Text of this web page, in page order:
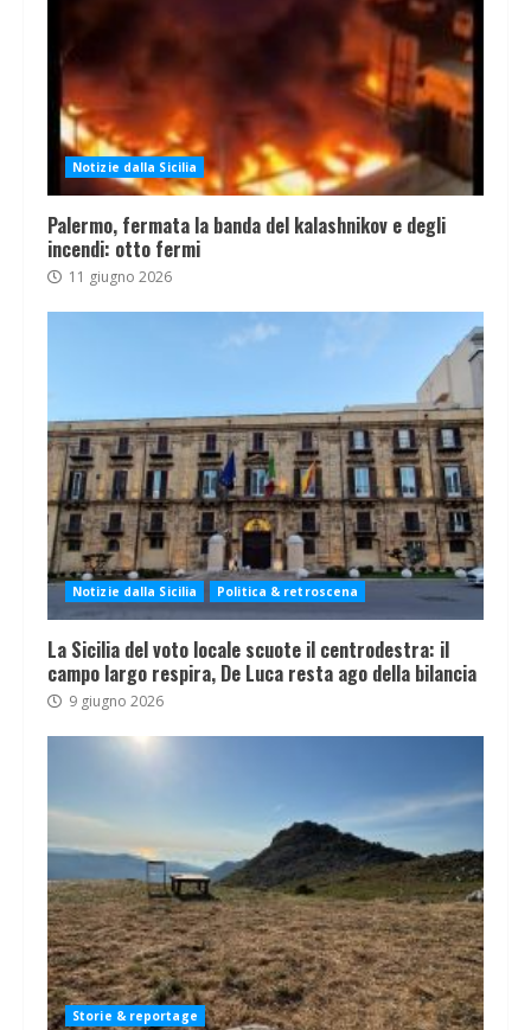
Notizie dalla Sicilia
Palermo, fermata la banda del kalashnikov e degli
incendi: otto fermi
11 giugno 2026
Notizie dalla Sicilia Politica & retroscena
La Sicilia del voto locale scuote il centrodestra: il
campo largo respira, De Luca resta ago della bilancia
9 giugno 2026
Storie & reportage